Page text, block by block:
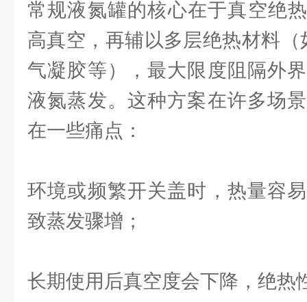
常规液氮罐的核心在于真空绝
高真空，再辅以多层绝热材料
气凝胶等），最大限度阻隔外
液氮蒸发。这种方案在许多场
在一些痛点：
环境或频繁开关盖时，热量容
致蒸发骤增；
长期使用后真空度会下降，绝热